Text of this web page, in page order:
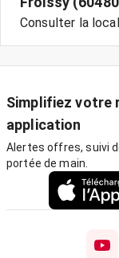
Consulter la
Simplifiez votre
application
Alertes offres, suivi
portée de main.